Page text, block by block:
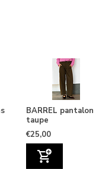
BARREL pantalon
taupe
€25,00